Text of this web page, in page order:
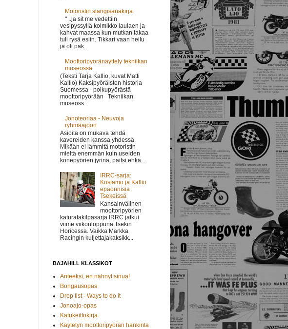
Motoristin slangisanakirja
" ..ja sit me vedettiin
vesipyssyllä kolmikko laulaen ja
kahvat maassa kun mutkan takaa
tuli rysä esiin. Tikkari vaan heilu
ja oli pak...
Moottoripyöränäyttely tekniikan
museossa
(Teksti Tarja Kallio, kuvat Matti
Kallio) Kaksipyöräisten historia
Suomessa - polkupyörästä
moottoripyörään Tekniikan
museoss...
Jonoteoriaa - Neuvoja
ryhmäajoon
Asioita on mukava tehdä
kavereiden kanssa yhdessä.
Mikään ei lämmitä motoristin
mieltä enemmän kuin useiden
konepyörien jyrinä, paitsi ehkä...
IRRC-sarja:
Kostamo ja Kallio
epäonnisia
Tsekeissä
Kansainvälinen
moottoripyörien
katuratakilpasarja IRRC jatkui
viime viikonloppuna Tsekin
Horicessa. Vaikka Markka
Racingin kuljettajakaksikk...
BAJAHILL KLASSIKOT
Anteeksi, en nähnyt sinua!
Bongausopas
Drop list - Ways to do it
Jonoajo-opas
Katukeittokirja
Käytetyn moottoripyörän hankinta